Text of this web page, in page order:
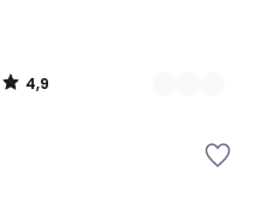
4,9
/